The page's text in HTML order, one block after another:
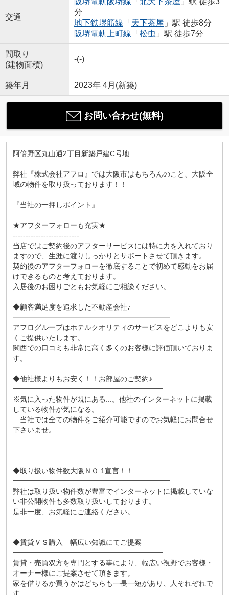
交通
分
地下鉄堺筋線 「 天下茶屋 」駅 徒歩8分
阪堺電軌上町線 「 松虫 」駅 徒歩7分
間取り
(建物面積)
-(-)
築年月 2023年 4月(新築)
お問い合わせ(無料)
阿倍野区丸山通2丁目新築戸建C号地
弊社『株式会社アフロ』では大阪市はもちろんのこと、大阪全
域の物件を取り扱っております！！
『当社の一押しポイント』
★アフターフォローも充実★
--------------------------
当店ではご契約後のアフターサービスには特に力を入れており
ますので、生涯に渡りしっかりとサポートさせて頂きます。
契約後のアフターフォローを徹底することで初めて感動をお届
けできるものと考えております。
入居後のお困りごともお気軽にご相談ください。
◆顧客満足度を追求した不動産会社♪
━━━━━━━━━━━━━━━━━━━━━━
アフログループはホテルクオリティのサービスをどこよりも安
くご提供いたします。
関西での口コミも非常に高く多くのお客様に評価頂いておりま
す。
◆他社様よりもお安く！！お部屋のご契約♪
━━━━━━━━━━━━━━━━━━━━━
※気に入った物件が既にある...。他社のインターネットに掲載
している物件が気になる。
当社では全ての物件をご紹介可能ですのでお気軽にお問合せ
下さいませ。
◆取り扱い物件数大阪ＮＯ.1宣言！！
━━━━━━━━━━━━━━━━━━━━━━
弊社は取り扱い物件数が豊富でインターネットに掲載していな
い非公開物件も多数取り扱いしております。
是非一度、お気軽にご連絡ください。
◆賃貸ＶＳ購入 幅広い知識にてご提案
━━━━━━━━━━━━━━━━━━━━━
賃貸・売買双方を専門とする事により、幅広い視野でお客様・
オーナー様にご提案させて頂きます。
家を借りるか買うかはどちらも一長一短があり、人それぞれで